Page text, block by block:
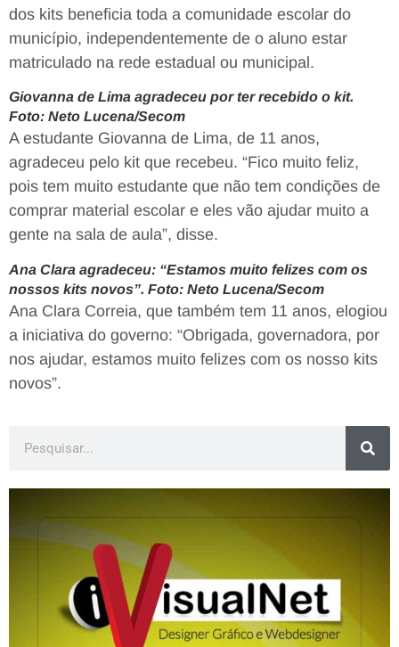
dos kits beneficia toda a comunidade escolar do
município, independentemente de o aluno estar
matriculado na rede estadual ou municipal.
Giovanna de Lima agradeceu por ter recebido o kit.
Foto: Neto Lucena/Secom
A estudante Giovanna de Lima, de 11 anos,
agradeceu pelo kit que recebeu. “Fico muito feliz,
pois tem muito estudante que não tem condições de
comprar material escolar e eles vão ajudar muito a
gente na sala de aula”, disse.
Ana Clara agradeceu: “Estamos muito felizes com os
nossos kits novos”. Foto: Neto Lucena/Secom
Ana Clara Correia, que também tem 11 anos, elogiou
a iniciativa do governo: “Obrigada, governadora, por
nos ajudar, estamos muito felizes com os nosso kits
novos”.